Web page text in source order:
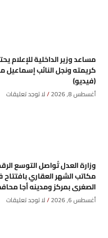
مساعد وزير الداخلية للإعلام
كريمته ونجل النائب
(فيديو)
أغسطس 8, 2026 لا توجد تعليقات
وزارة العدل تُواصل التوسع
مكاتب الشهر العقاري
الصغرى بمركز ومدينه أجا
أغسطس 6, 2026 لا توجد تعليقات